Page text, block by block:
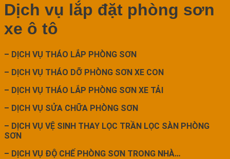
Dịch vụ lắp đặt phòng sơn
xe ô tô
– DỊCH VỤ THÁO LẮP PHÒNG SƠN
– DỊCH VỤ THÁO DỠ PHÒNG SƠN XE CON
– DỊCH VỤ THÁO LẮP PHÒNG SƠN XE TẢI
– DỊCH VỤ SỬA CHỮA PHÒNG SƠN
– DỊCH VỤ VỆ SINH THAY LỌC TRẦN LỌC SÀN PHÒNG
SƠN
– DỊCH VỤ ĐỘ CHẾ PHÒNG SƠN TRONG NHÀ…